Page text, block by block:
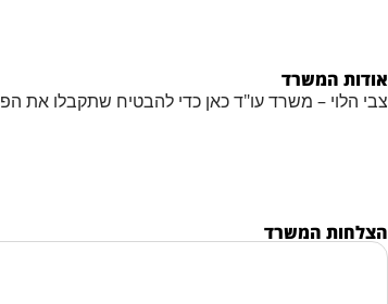
אודות המשרד
צבי הלוי – משרד עו"ד כאן כדי להבטיח שתקבלו את
הצלחות המשרד